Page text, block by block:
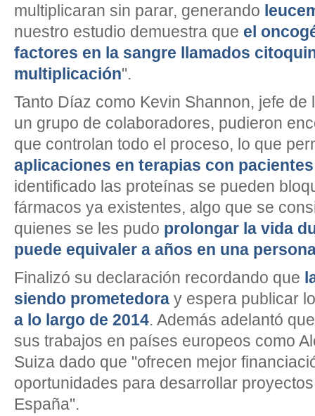
multiplicaran sin parar, generando
nuestro estudio demuestra que el
factores en la sangre llamados
multiplicación".
Tanto Díaz como Kevin Shannon, jefe
un grupo de colaboradores, pudieron
que controlan todo el proceso, lo que
aplicaciones en terapias con pacientes
identificado las proteínas se pueden
fármacos ya existentes, algo que se
quienes se les pudo prolongar la vida
puede equivaler a años en una
Finalizó su declaración recordando que
siendo prometedora y espera publicar
a lo largo de 2014. Además adelantó
sus trabajos en países europeos como
Suiza dado que "ofrecen mejor
oportunidades para desarrollar
España".